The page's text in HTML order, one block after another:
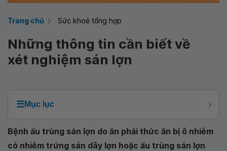
Trang chủ Sức khoẻ tổng hợp
Những thông tin cần biết về
xét nghiệm sán lợn
☰Mục lục
Bệnh ấu trùng sán lợn do ăn phải thức ăn bị ô nhiễm
có nhiễm trứng sán dây lợn hoặc ấu trùng sán lợn